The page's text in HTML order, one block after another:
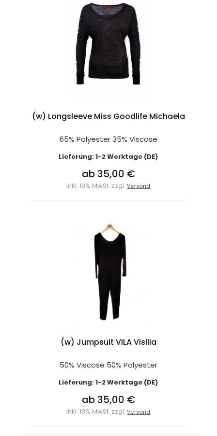
(w) Longsleeve Miss Goodlife Michaela
65% Polyester 35% Viscose
Lieferung: 1-2 Werktage (DE)
ab 35,00 €
inkl. 19% MwSt. zzgl.Versand
(w) Jumpsuit VILA Visilia
50% Viscose 50% Polyester
Lieferung: 1-2 Werktage (DE)
ab 35,00 €
inkl. 19% MwSt. zzgl.Versand